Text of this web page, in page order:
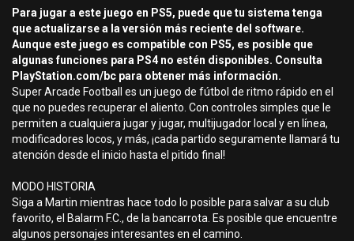
Para jugar a este juego en PS5, puede que tu sistema tenga
que actualizarse a la versión más reciente del software.
Aunque este juego es compatible con PS5, es posible que
algunas funciones para PS4 no estén disponibles. Consulta
PlayStation.com/bc para obtener más información.
Super Arcade Football es un juego de fútbol de ritmo rápido en el
que no puedes recuperar el aliento. Con controles simples que le
permiten a cualquiera jugar y jugar, multijugador local y en línea,
modificadores locos, y más, ¡cada partido seguramente llamará tu
atención desde el inicio hasta el pitido final!
MODO HISTORIA
Siga a Martin mientras hace todo lo posible para salvar a su club
favorito, el Balarm F.C., de la bancarrota. Es posible que encuentre
algunos personajes interesantes en el camino.